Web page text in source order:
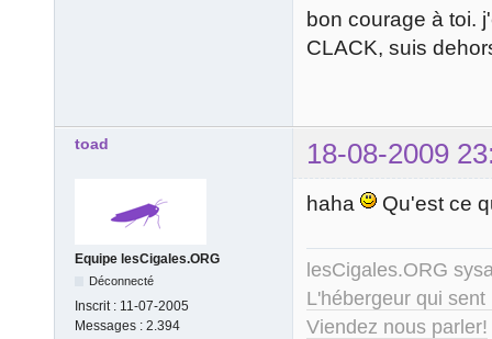
bon courage à toi.
CLACK, suis
toad 18-08-2009
Equipe lesCigales.ORG
Déconnecté
Inscrit : 11-07-2005
Messages : 2.394
haha Qu'est ce
lesCigales.ORG
L'hébergeur qui
Viendez nous parler!